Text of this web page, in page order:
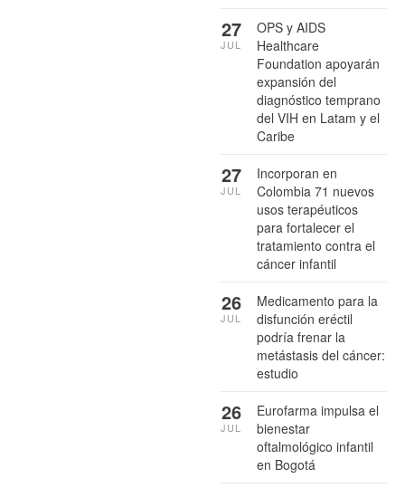
OPS y AIDS
Healthcare
Foundation apoyarán
expansión del
diagnóstico temprano
del VIH en Latam y el
Caribe
27
JUL
Incorporan en
Colombia 71 nuevos
usos terapéuticos
para fortalecer el
tratamiento contra el
cáncer infantil
27
JUL
Medicamento para la
disfunción eréctil
podría frenar la
metástasis del cáncer:
estudio
26
JUL
Eurofarma impulsa el
bienestar
oftalmológico infantil
en Bogotá
26
JUL